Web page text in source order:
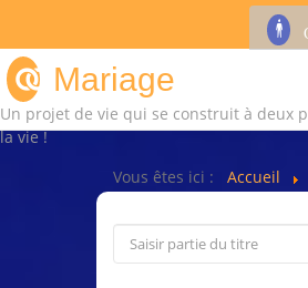
Mariage
Un projet de vie qui se construit à deux
la vie !
Vous êtes ici :
Accueil